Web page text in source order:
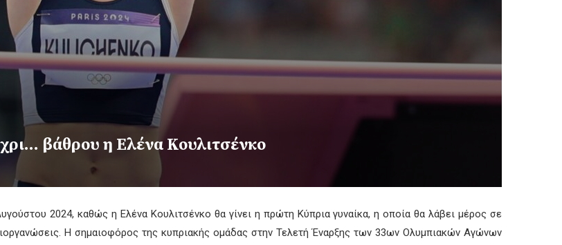
βάθρου η Ελένα Κουλιτσένκο
2024, καθώς η Ελένα Κουλιτσένκο θα γίνει η πρώτη Κύπρια γυναίκα, η οποία θα λάβει μέρος σε
Η σημαιοφόρος της κυπριακής ομάδας στην Τελετή Έναρξης των 33ων Ολυμπιακών Αγώνων